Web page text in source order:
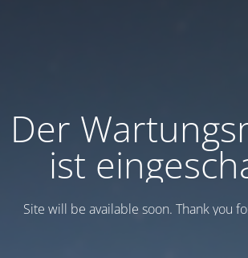
Der
ist
Site will be available soon. Thank you